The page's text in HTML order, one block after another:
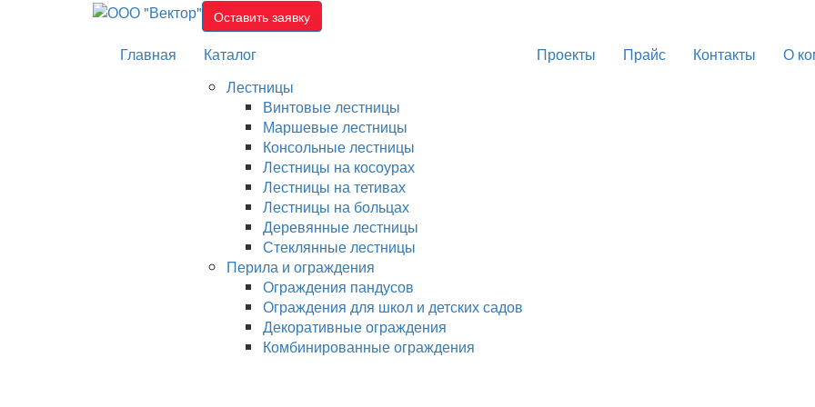
Оставить заявку
Главная
Каталог
Лестницы
Винтовые лестницы
Маршевые лестницы
Консольные лестницы
Лестницы на косоурах
Лестницы на тетивах
Лестницы на больцах
Деревянные лестницы
Стеклянные лестницы
Перила и ограждения
Ограждения пандусов
Ограждения для школ и детских садов
Декоративные ограждения
Комбинированные ограждения
Проекты Прайс Контакты О